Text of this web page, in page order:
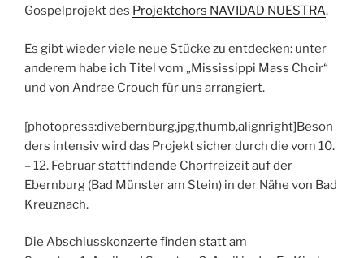
Gospelprojekt des Projektchors NAVIDAD NUESTRA.
Es gibt wieder viele neue Stücke zu entdecken: unter
anderem habe ich Titel vom „Mississippi Mass Choir“
und von Andrae Crouch für uns arrangiert.
[photopress:divebernburg.jpg,thumb,alignright]Beson
ders intensiv wird das Projekt sicher durch die vom 10.
– 12. Februar stattfindende Chorfreizeit auf der
Ebernburg (Bad Münster am Stein) in der Nähe von Bad
Kreuznach.
Die Abschlusskonzerte finden statt am